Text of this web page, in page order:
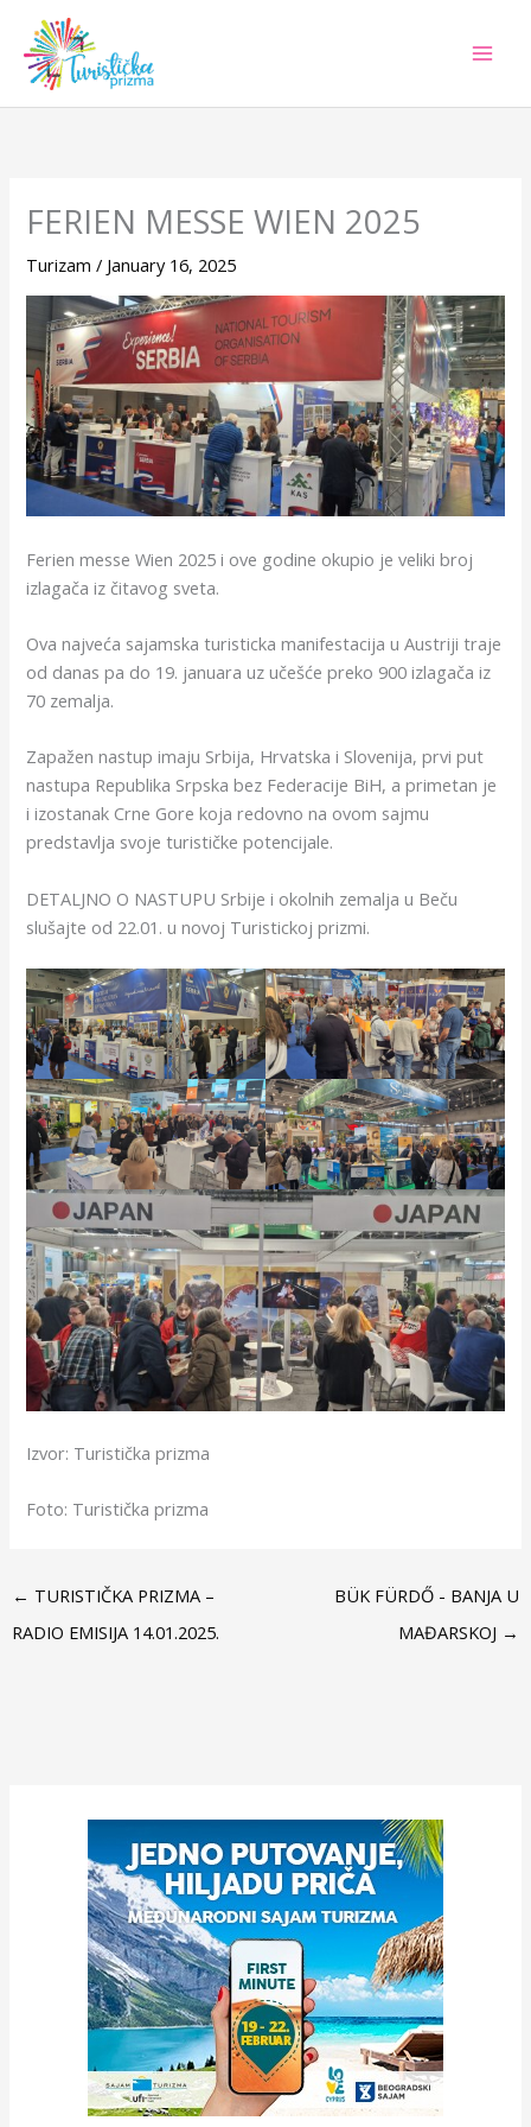
content
FERIEN MESSE WIEN 2025
Turizam / January 16, 2025
Ferien messe Wien 2025 i ove godine okupio je veliki broj
izlagača iz čitavog sveta.
Ova najveća sajamska turisticka manifestacija u Austriji traje
od danas pa do 19. januara uz učešće preko 900 izlagača iz
70 zemalja.
Zapažen nastup imaju Srbija, Hrvatska i Slovenija, prvi put
nastupa Republika Srpska bez Federacije BiH, a primetan je
i izostanak Crne Gore koja redovno na ovom sajmu
predstavlja svoje turističke potencijale.
DETALJNO O NASTUPU Srbije i okolnih zemalja u Beču
slušajte od 22.01. u novoj Turistickoj prizmi.
Izvor: Turistička prizma
Foto: Turistička prizma
← TURISTIČKA PRIZMA –
RADIO EMISIJA 14.01.2025.
BÜK FÜRDŐ - BANJA U
MAĐARSKOJ →